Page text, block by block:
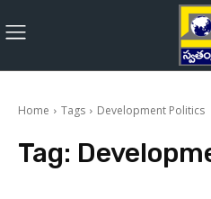
Home Tags Development Politics
Tag: